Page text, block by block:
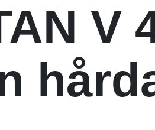
V